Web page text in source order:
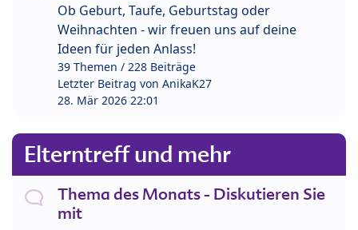
Ob Geburt, Taufe, Geburtstag oder
Weihnachten - wir freuen uns auf deine
Ideen für jeden Anlass!
39 Themen / 228 Beiträge
Letzter Beitrag von AnikaK27
28. Mär 2026 22:01
Elterntreff und mehr
Thema des Monats - Diskutieren Sie
mit